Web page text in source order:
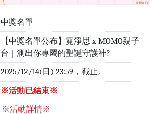
中獎名單
【中獎名單公布】霓淨思 x MOMO親子
台｜測出你專屬的聖誕守護神?
2025/12/14(日) 23:59，截止。
※活動已結束※
※活動詳情※